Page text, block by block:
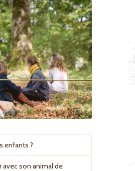
enfants ?
avec son animal de